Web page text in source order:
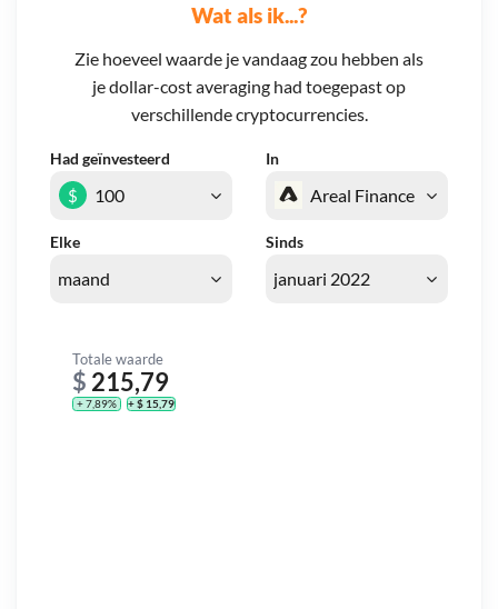
Wat als ik...?
Zie hoeveel waarde je vandaag zou hebben als
je dollar-cost averaging had toegepast op
verschillende cryptocurrencies.
Had geïnvesteerd In
Elke Sinds
$
Totale waarde
$ 215,79
+ 7,89% + $ 15,79